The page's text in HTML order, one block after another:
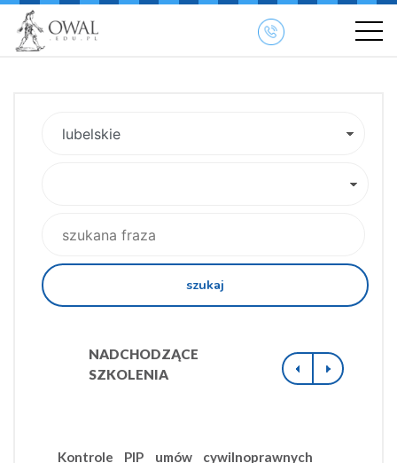
szukaj
NADCHODZĄCE
SZKOLENIA
Kontrole PIP umów cywilnoprawnych